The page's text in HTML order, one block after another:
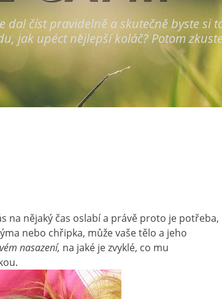
číst pravidelně a skutečně byste si
jak upéct nejlepší koláč? Potom
na nějaký čas oslabí a právě proto je potřeba,
nebo chřipka, může vaše tělo a jeho
nasazení, na jaké je zvyklé, co mu